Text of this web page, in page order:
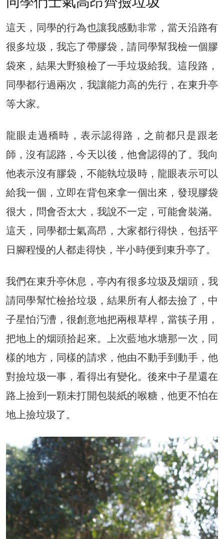
這天，同學的行為也讓我感動非常，當天沿路有
很多垃圾，我忘了帶膠袋，請同學幫我檢一個膠
袋來，結果大野狼檢了一手垃圾給我。這段路，
同學都行過兩次，我讓能力高的先行，在東升亭
等大家。
龍眼走過穚時，表示認得路，之前都只是跟老
師，沒有認路，今天以後，他會認得的了。我向
他表示沒有膠袋，不能執垃圾時，龍眼表示可以
給我一個，立即在背包來拿一個出來，發現膠袋
很大，問會否太大，我說不一定，可能會裝滿。
這天，同學都士氣高昂，大家都行得快，包括平
日腳程慢的人都走得快，半小時便到東升亭了。
我們在東升亭休息，亭內有很多垃圾及烟頭，我
請同學幫忙檢拾垃圾，結果所有人都去撿了，中
子星怕汅漕，很創意地把兩根草桿，當筷子用，
把地上的烟頭拾起來。上次藍地水塘那一次，同
樣的地方，同樣的請求，他由不動手到動手，他
對撿垃圾一事，看得出有變化。後來中子星還在
路上撿到一顆未打開包裝紙的喉糖，他更不怕在
地上撿垃圾了。